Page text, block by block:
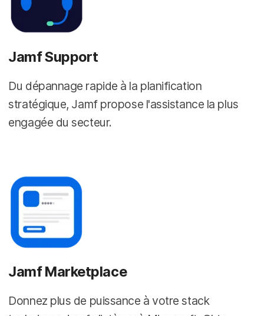
Jamf Support
Du dépannage rapide à la planification
stratégique, Jamf propose l'assistance la plus
engagée du secteur.
Jamf Marketplace
Donnez plus de puissance à votre stack